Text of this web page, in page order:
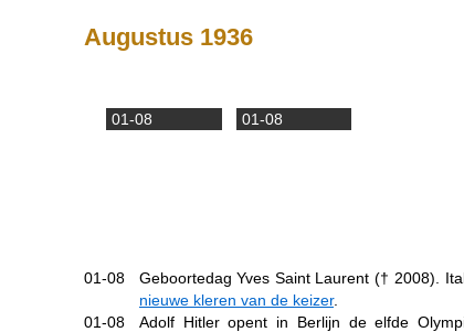
Augustus 1936
01-08 01-08
01-08 Geboortedag Yves Saint Laurent († 2008).
nieuwe kleren van de keizer.
01-08
Adolf Hitler opent in Berlijn de elfde